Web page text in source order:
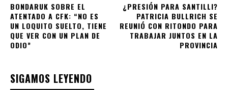
BONDARUK SOBRE EL
ATENTADO A CFK: “NO ES
UN LOQUITO SUELTO, TIENE
QUE VER CON UN PLAN DE
ODIO”
¿PRESIÓN PARA SANTILLI?
PATRICIA BULLRICH SE
REUNIÓ CON RITONDO PARA
TRABAJAR JUNTOS EN LA
PROVINCIA
SIGAMOS LEYENDO